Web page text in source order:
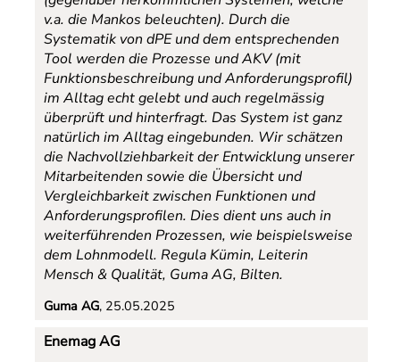
v.a. die Mankos beleuchten). Durch die
Systematik von dPE und dem entsprechenden
Tool werden die Prozesse und AKV (mit
Funktionsbeschreibung und Anforderungsprofil)
im Alltag echt gelebt und auch regelmässig
überprüft und hinterfragt. Das System ist ganz
natürlich im Alltag eingebunden. Wir schätzen
die Nachvollziehbarkeit der Entwicklung unserer
Mitarbeitenden sowie die Übersicht und
Vergleichbarkeit zwischen Funktionen und
Anforderungsprofilen. Dies dient uns auch in
weiterführenden Prozessen, wie beispielsweise
dem Lohnmodell.Regula Kümin, Leiterin
Mensch & Qualität, Guma AG, Bilten.
Guma AG, 25.05.2025
Enemag AG